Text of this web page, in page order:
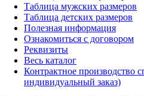
Таблица мужских размеров
Таблица детских размеров
Полезная информация
Ознакомиться с договором
Реквизиты
Весь каталог
Контрактное производство
индивидуальный заказ)